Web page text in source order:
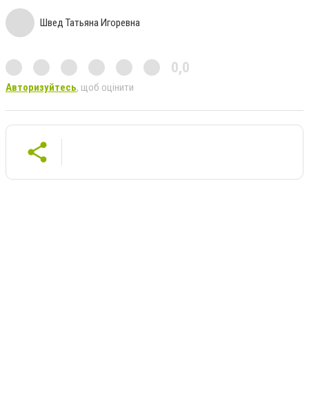
Швед Татьяна Игоревна
0,0
Авторизуйтесь, щоб оцінити